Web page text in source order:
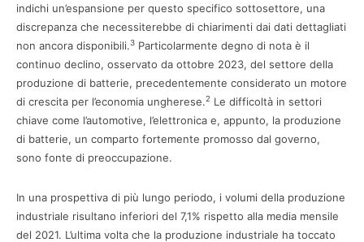
indichi un’espansione per questo specifico sottosettore, una
discrepanza che necessiterebbe di chiarimenti dai dati dettagliati
non ancora disponibili.3 Particolarmente degno di nota è il
continuo declino, osservato da ottobre 2023, del settore della
produzione di batterie, precedentemente considerato un motore
di crescita per l’economia ungherese.2 Le difficoltà in settori
chiave come l’automotive, l’elettronica e, appunto, la produzione
di batterie, un comparto fortemente promosso dal governo,
sono fonte di preoccupazione.
In una prospettiva di più lungo periodo, i volumi della produzione
industriale risultano inferiori del 7,1% rispetto alla media mensile
del 2021. L’ultima volta che la produzione industriale ha toccato